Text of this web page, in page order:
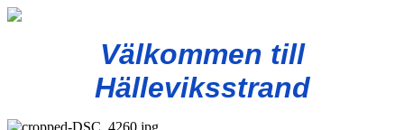
Välkommen till
Hälleviksstrand